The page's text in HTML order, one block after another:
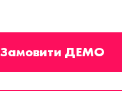
Замовити ДЕМО